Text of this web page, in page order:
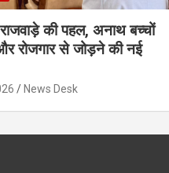
राजवाड़े की पहल, अनाथ बच्चों
रोजगार से जोड़ने की नई
News Desk